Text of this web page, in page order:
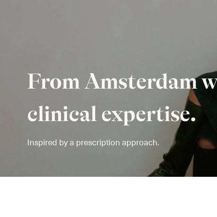
From Amsterdam
clinical expertise.
Inspired by a prescription approach.